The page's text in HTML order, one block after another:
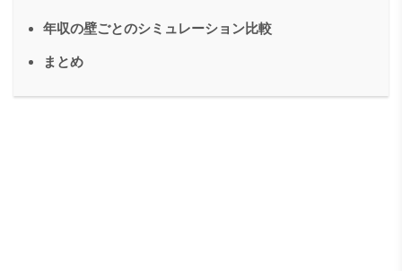
年収の壁ごとのシミュレーション比較
まとめ